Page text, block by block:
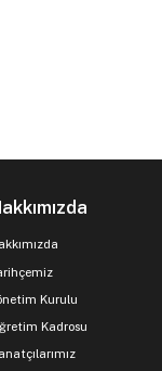
Kurulu
Kadrosu